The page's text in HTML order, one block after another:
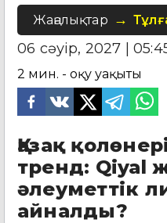
Жаңалықтар
06 сәуір, 2027 |
2 мин. - оқу уақыты
Қазақ
тренд: Qiyal
әлеуметтік
айналды?